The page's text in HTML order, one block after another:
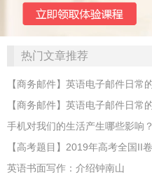
热门文章推荐
【商务邮件】英语电子邮件日常
【商务邮件】英语电子邮件日常
手机对我们的生活产生哪些影响
【高考题目】2019年高考全国II
英语书面写作：介绍钟南山